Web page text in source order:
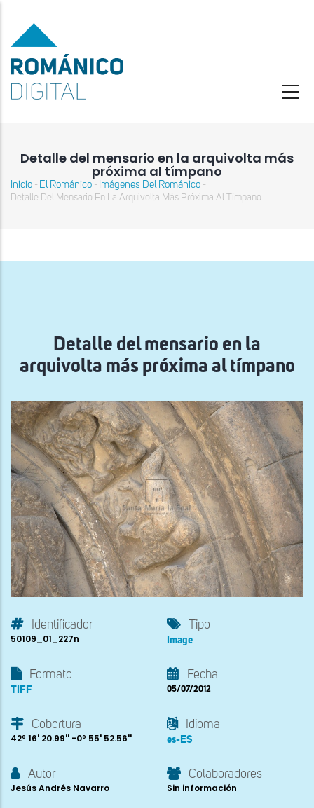
contenido
principal
Detalle del mensario en la arquivolta más
próxima al tímpano
Sobrescribir
ayuda
Inicio - El Románico - Imágenes Del Románico -
Detalle Del Mensario En La Arquivolta Más Próxima Al Tímpano
Detalle del mensario en la
arquivolta más próxima al tímpano
Identificador
50109_01_227n
Tipo
Image
Formato
TIFF
Fecha
05/07/2012
Cobertura
42º 16' 20.99'' -0º 55' 52.56''
Idioma
es-ES
Autor
Jesús Andrés Navarro
Colaboradores
Sin información